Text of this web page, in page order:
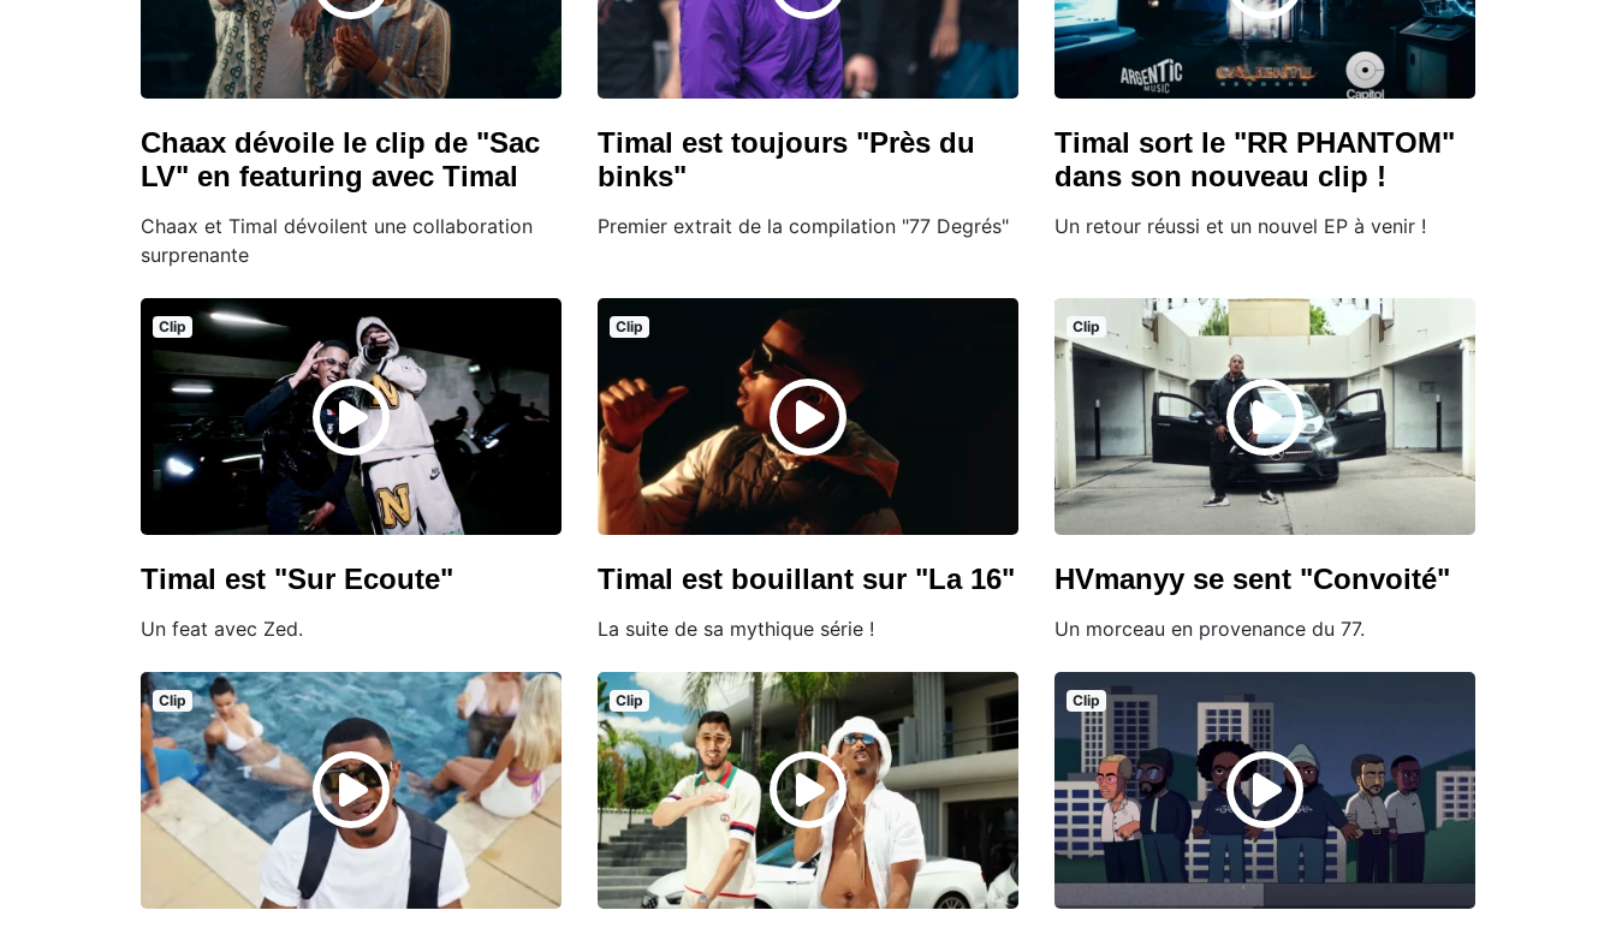
Chaax dévoile le clip de "Sac
LV" en featuring avec Timal
Chaax et Timal dévoilent une collaboration
surprenante
Timal est toujours "Près du
binks"
Premier extrait de la compilation "77 Degrés"
Timal sort le "RR PHANTOM"
dans son nouveau clip !
Un retour réussi et un nouvel EP à venir !
Clip
Timal est "Sur Ecoute"
Un feat avec Zed.
Clip
Timal est bouillant sur "La 16"
La suite de sa mythique série !
Clip
HVmanyy se sent "Convoité"
Un morceau en provenance du 77.
Clip Clip Clip